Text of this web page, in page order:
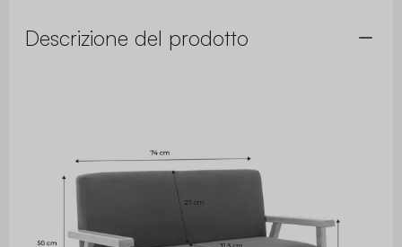
Descrizione del prodotto